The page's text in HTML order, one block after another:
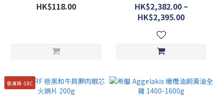
HK$118.00
HK$2,382.00 ~
HK$2,395.00
急凍貨 -18C